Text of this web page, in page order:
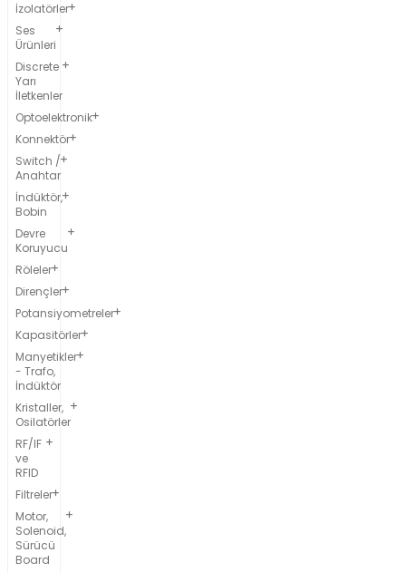
İzolatörler
Ses
Ürünleri
Discrete
Yarı
İletkenler
Optoelektronik
Konnektör
Switch /
Anahtar
İndüktör,
Bobin
Devre
Koruyucu
Röleler
Dirençler
Potansiyometreler
Kapasitörler
Manyetikler
- Trafo,
İndüktör
Kristaller,
Osilatörler
RF/IF
ve
RFID
Filtreler
Motor,
Solenoid,
Sürücü
Board